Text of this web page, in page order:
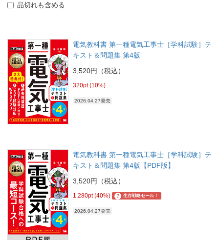
品切れも含める
電気教科書 第一種電気工事士［学科試験］テ
キスト＆問題集 第4版
3,520円（税込）
320pt (10%)
2026.04.27発売
電気教科書 第一種電気工事士［学科試験］テ
キスト＆問題集 第4版【PDF版】
3,520円（税込）
1,280pt (40%) ? 生存戦略セール！
2026.04.27発売